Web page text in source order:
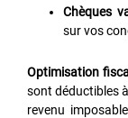
Chèques
sur vos
Optimisation
sont déductibles à
revenu